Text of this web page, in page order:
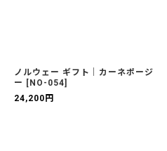
ノルウェー ギフト｜カーネポージ
ー
[ NO-054]
24,200 円